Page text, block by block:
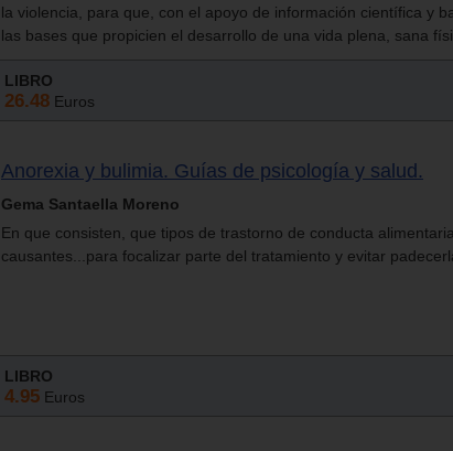
la violencia, para que, con el apoyo de información científica y
las bases que propicien el desarrollo de una vida plena, sana
LIBRO
26.48 Euros
Anorexia y bulimia. Guías de psicología y salud.
Gema Santaella Moreno
En que consisten, que tipos de trastorno de conducta
causantes...para focalizar parte del tratamiento y evitar
LIBRO
4.95 Euros